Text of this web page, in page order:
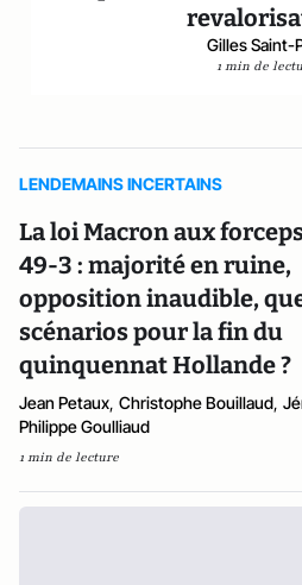
Gilles Saint-
1 min de
LENDEMAINS INCERTAINS
La loi Macron aux
49-3 : majorité en ruine,
opposition inaudible,
scénarios pour la fin du
quinquennat Hollande ?
Jean Petaux, Christophe Bouillaud,
Philippe Goulliaud
1 min de lecture